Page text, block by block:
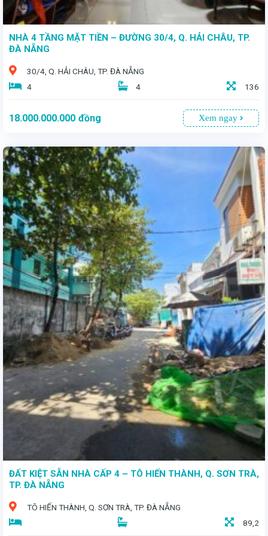
NHÀ 4 TẦNG MẶT TIỀN – ĐƯỜNG 30/4, Q. HẢI CHÂU, TP.
ĐÀ NẴNG
30/4, Q. HẢI CHÂU, TP. ĐÀ NẴNG
4
4 136
18.000.000.000 đồng Xem ngay
ĐẤT KIỆT SẴN NHÀ CẤP 4 – TÔ HIẾN THÀNH, Q. SƠN TRÀ,
TP. ĐÀ NẴNG
TÔ HIẾN THÀNH, Q. SƠN TRÀ, TP. ĐÀ NẴNG
89,2